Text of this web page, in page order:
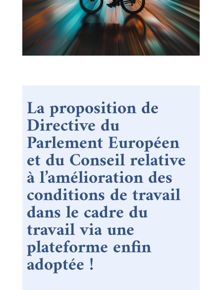
La proposition de
Directive du
Parlement Européen
et du Conseil relative
à l’amélioration des
conditions de travail
dans le cadre du
travail via une
plateforme enfin
adoptée !